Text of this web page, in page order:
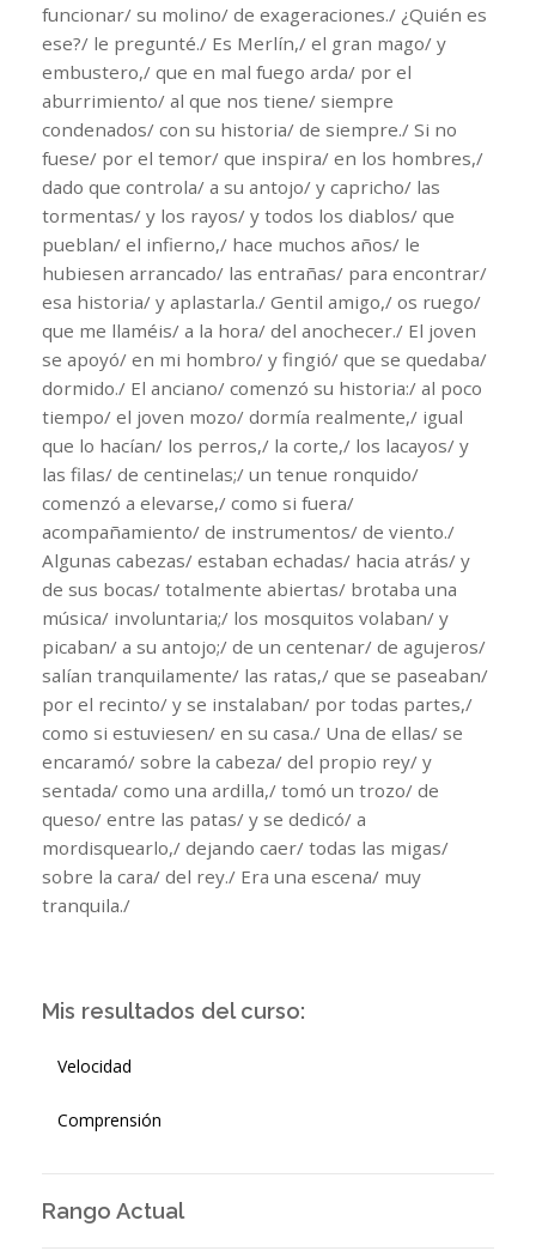
funcionar/ su molino/ de exageraciones./ ¿Quién es
ese?/ le pregunté./ Es Merlín,/ el gran mago/ y
embustero,/ que en mal fuego arda/ por el
aburrimiento/ al que nos tiene/ siempre
condenados/ con su historia/ de siempre./ Si no
fuese/ por el temor/ que inspira/ en los hombres,/
dado que controla/ a su antojo/ y capricho/ las
tormentas/ y los rayos/ y todos los diablos/ que
pueblan/ el infierno,/ hace muchos años/ le
hubiesen arrancado/ las entrañas/ para encontrar/
esa historia/ y aplastarla./ Gentil amigo,/ os ruego/
que me llaméis/ a la hora/ del anochecer./ El joven
se apoyó/ en mi hombro/ y fingió/ que se quedaba/
dormido./ El anciano/ comenzó su historia:/ al poco
tiempo/ el joven mozo/ dormía realmente,/ igual
que lo hacían/ los perros,/ la corte,/ los lacayos/ y
las filas/ de centinelas;/ un tenue ronquido/
comenzó a elevarse,/ como si fuera/
acompañamiento/ de instrumentos/ de viento./
Algunas cabezas/ estaban echadas/ hacia atrás/ y
de sus bocas/ totalmente abiertas/ brotaba una
música/ involuntaria;/ los mosquitos volaban/ y
picaban/ a su antojo;/ de un centenar/ de agujeros/
salían tranquilamente/ las ratas,/ que se paseaban/
por el recinto/ y se instalaban/ por todas partes,/
como si estuviesen/ en su casa./ Una de ellas/ se
encaramó/ sobre la cabeza/ del propio rey/ y
sentada/ como una ardilla,/ tomó un trozo/ de
queso/ entre las patas/ y se dedicó/ a
mordisquearlo,/ dejando caer/ todas las migas/
sobre la cara/ del rey./ Era una escena/ muy
tranquila./
Mis resultados del curso:
Velocidad
Comprensión
Rango Actual